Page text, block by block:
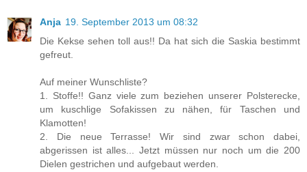
Anja 19. September 2013 um 08:32
Die Kekse sehen toll aus!! Da hat sich die Saskia bestimmt
gefreut.
Auf meiner Wunschliste?
1. Stoffe!! Ganz viele zum beziehen unserer Polsterecke,
um kuschlige Sofakissen zu nähen, für Taschen und
Klamotten!
2. Die neue Terrasse! Wir sind zwar schon dabei,
abgerissen ist alles... Jetzt müssen nur noch um die 200
Dielen gestrichen und aufgebaut werden.